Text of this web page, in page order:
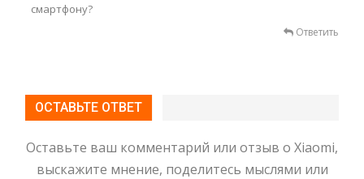
смартфону?
Ответить
ОСТАВЬТЕ ОТВЕТ
Оставьте ваш комментарий или отзыв о Xiaomi,
выскажите мнение, поделитесь мыслями или